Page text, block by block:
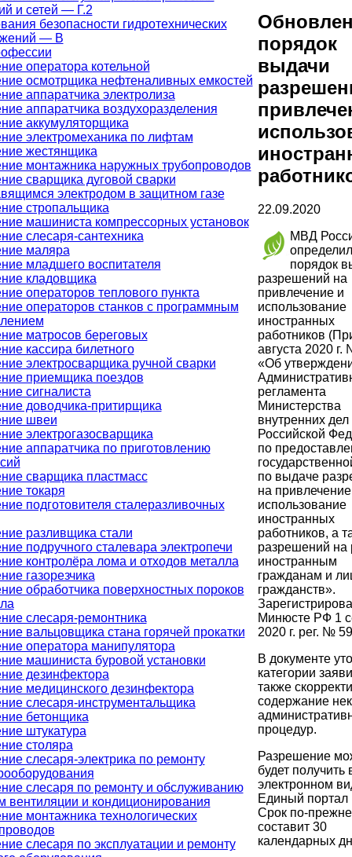
и сетей — Г.2
безопасности гидротехнических
— В
оператора котельной
осмотрщика нефтеналивных емкостей
аппаратчика электролиза
аппаратчика воздухоразделения
аккумуляторщика
электромеханика по лифтам
жестянщика
монтажника наружных трубопроводов
сварщика дуговой сварки
электродом в защитном газе
стропальщика
машиниста компрессорных установок
слесаря-сантехника
маляра
младшего воспитателя
кладовщика
операторов теплового пункта
операторов станков с программным
матросов береговых
кассира билетного
электросварщика ручной сварки
приемщика поездов
сигналиста
доводчика-притирщика
швеи
электрогазосварщика
аппаратчика по приготовлению
сварщика пластмасс
токаря
подготовителя сталеразливочных
разливщика стали
подручного сталевара электропечи
контролёра лома и отходов металла
газорезчика
обработчика поверхностных пороков
слесаря-ремонтника
вальцовщика стана горячей прокатки
оператора манипулятора
машиниста буровой установки
дезинфектора
медицинского дезинфектора
слесаря-инструментальщика
бетонщика
штукатура
столяра
слесаря-электрика по ремонту
слесаря по ремонту и обслуживанию
вентиляции и кондиционирования
монтажника технологических
слесаря по эксплуатации и ремонту
порядок
выдачи
22.09.2020
МВД
порядок
разрешений на
привлечение и
использование
иностранных
работников
августа 2020 г.
«Об
регламента
Министерства
внутренних дел
Российской
по
по выдаче
на
использование
иностранных
работников, а
разрешений на
иностранным
гражданам и
гражданств».
Минюсте РФ 1
2020 г. рег. №
В документе
категории
также
содержание
процедур.
Разрешение
будет получить
электронном
Единый портал
Срок по-
составит 30
календарных